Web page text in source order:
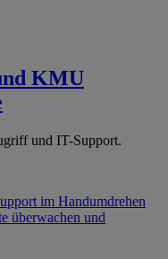
KMU
und IT-Support.
im Handumdrehen
überwachen und